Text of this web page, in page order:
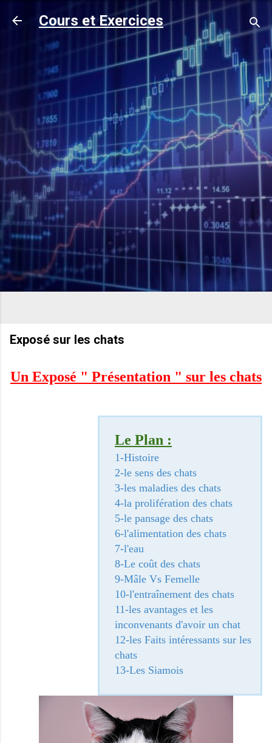
Accéder au contenu principal
Cours et Exercices
Exposé sur les chats
Un Exposé " Présentation " sur les chats
Le Plan :
1-Histoire
2-le sens des chats
3-les maladies des chats
4-la prolifération des chats
5-le pansage des chats
6-l'alimentation des chats
7-l'eau
8-Le coût des chats
9-Mâle Vs Femelle
10-l'entraînement des chats
11-les avantages et les
inconvenants d'avoir un chat
12-les Faits intéressants sur les
chats
13-Les Siamois